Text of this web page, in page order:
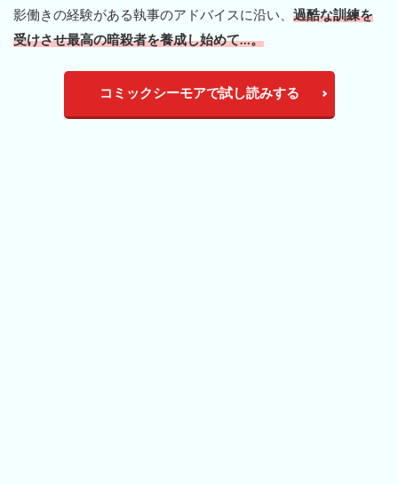
影働きの経験がある執事のアドバイスに沿い、 過酷な訓練を
受けさせ最高の暗殺者を養成し始めて…。
コミックシーモアで試し読みする